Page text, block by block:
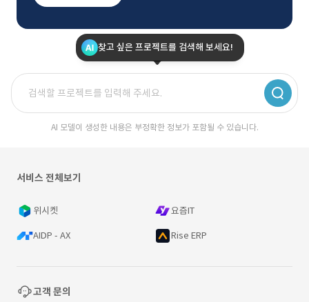
찾고 싶은 프로젝트를 검색해 보세요!
AI 모델이 생성한 내용은 부정확한 정보가 포함될 수 있습니다.
서비스 전체보기
위시켓 요즘IT
AIDP - AX Rise ERP
고객 문의